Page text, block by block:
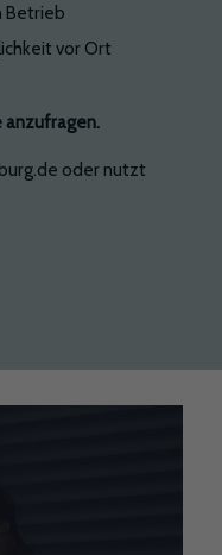
Betrieb
vor Ort
anzufragen.
oder nutzt